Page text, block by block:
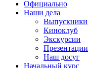
Официально
Наши дела
Выпускники
Киноклуб
Экскурсии
Презентации
Наш досуг
Начальный курс